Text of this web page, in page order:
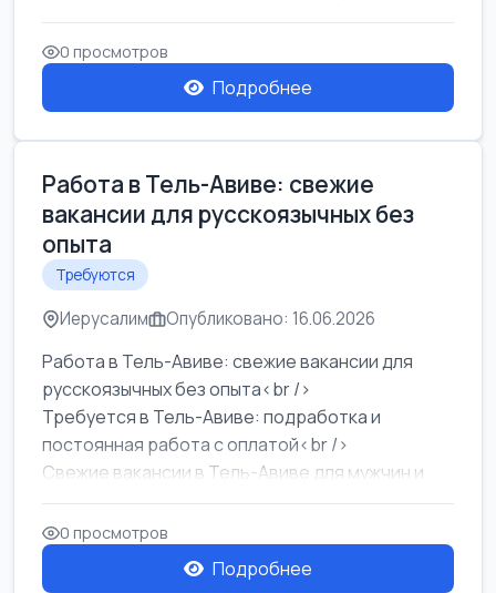
0 просмотров
Подробнее
Работа в Тель-Авиве: свежие
вакансии для русскоязычных без
опыта
Требуются
Иерусалим Опубликовано: 16.06.2026
Работа в Тель-Авиве: свежие вакансии для
русскоязычных без опыта<br />
Требуется в Тель-Авиве: подработка и
постоянная работа с оплатой<br />
Свежие вакансии в Тель-Авиве для мужчин и
женщин от хозя...
0 просмотров
Подробнее